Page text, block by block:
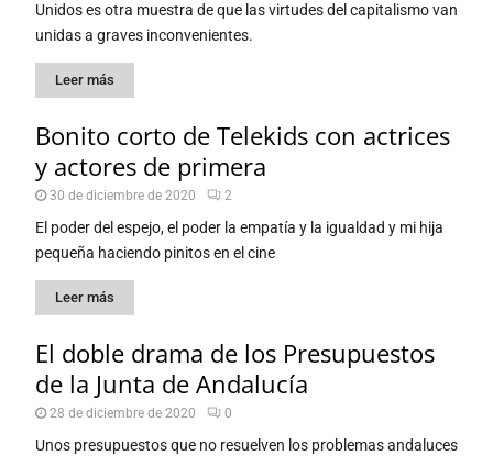
Unidos es otra muestra de que las virtudes del capitalismo van
unidas a graves inconvenientes.
Leer más
Bonito corto de Telekids con actrices
y actores de primera
30 de diciembre de 2020 2
El poder del espejo, el poder la empatía y la igualdad y mi hija
pequeña haciendo pinitos en el cine
Leer más
El doble drama de los Presupuestos
de la Junta de Andalucía
28 de diciembre de 2020 0
Unos presupuestos que no resuelven los problemas andaluces